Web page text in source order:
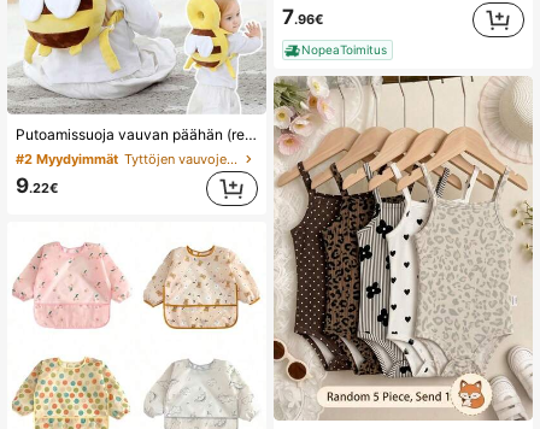
Putoamissuoja vauvan päähän (repputyyli) - "Little Bee" vauvan pään tyyny; varustettu säädettävillä olkahihnoilla, tarjoaa pään suojan.
#2 Myydyimmät Tyttöjen vauvojen turvakypärät ja polvisuojat
9.22€
7.96€
NopeaToimitus